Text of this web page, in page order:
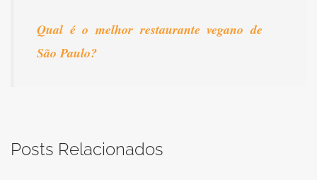
Qual é o melhor restaurante vegano de
São Paulo?
Posts Relacionados